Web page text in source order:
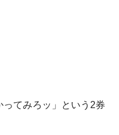
ってみろッ」という2券